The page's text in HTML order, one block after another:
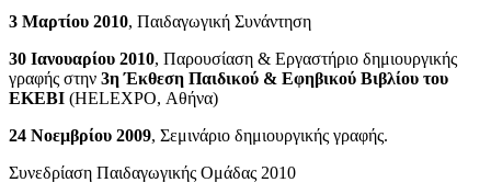
3 Μαρτίου 2010, Παιδαγωγική Συνάντηση
30 Ιανουαρίου 2010, Παρουσίαση & Εργαστήριο δημιουργικής
γραφής στην 3η Έκθεση Παιδικού & Εφηβικού Βιβλίου του
ΕΚΕΒΙ (HELEXPO, Αθήνα)
24 Νοεμβρίου 2009, Σεμινάριο δημιουργικής γραφής.
Συνεδρίαση Παιδαγωγικής Ομάδας 2010